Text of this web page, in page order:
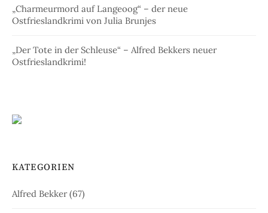
„Charmeurmord auf Langeoog“ – der neue
Ostfrieslandkrimi von Julia Brunjes
„Der Tote in der Schleuse“ – Alfred Bekkers neuer
Ostfrieslandkrimi!
KATEGORIEN
Alfred Bekker(67)